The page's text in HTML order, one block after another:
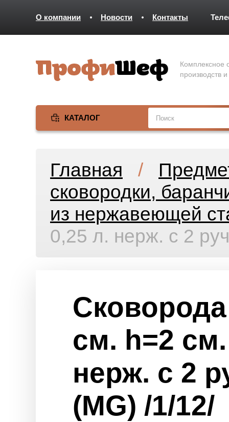
О компании Новости Контакты
Комплексное
производств
КАТАЛОГ
Главная /
сковородки,
из нержавеющей
0,25 л. нерж. с 2
см. h=2
нерж. с 2
(MG) /1/12/